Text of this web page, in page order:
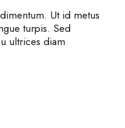
Ut id metus
turpis. Sed
ultrices diam